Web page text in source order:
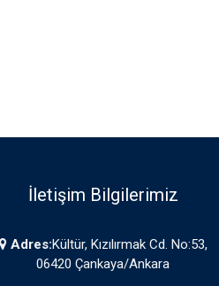
İletişim Bilgilerimiz
Adres:Kültür, Kızılırmak Cd. No:53,
06420 Çankaya/Ankara